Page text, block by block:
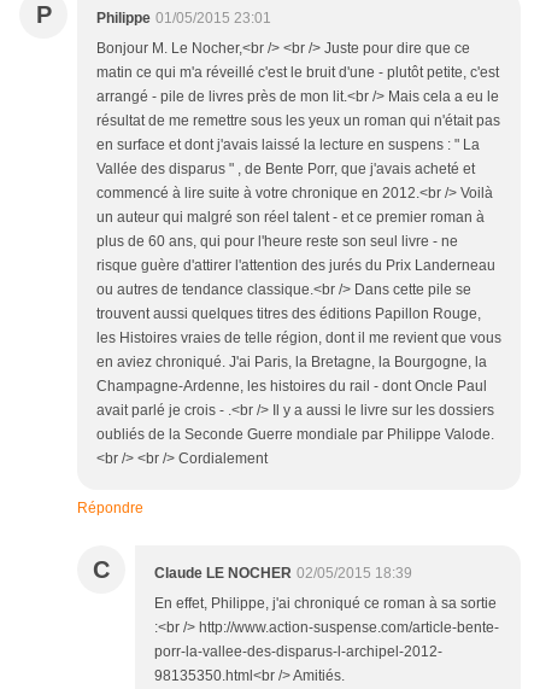
P Philippe 01/05/2015 23:01
Bonjour M. Le Nocher,<br /> <br /> Juste pour dire que ce
matin ce qui m'a réveillé c'est le bruit d'une - plutôt petite, c'est
arrangé - pile de livres près de mon lit.<br /> Mais cela a eu le
résultat de me remettre sous les yeux un roman qui n'était pas
en surface et dont j'avais laissé la lecture en suspens : " La
Vallée des disparus " , de Bente Porr, que j'avais acheté et
commencé à lire suite à votre chronique en 2012.<br /> Voilà
un auteur qui malgré son réel talent - et ce premier roman à
plus de 60 ans, qui pour l'heure reste son seul livre - ne
risque guère d'attirer l'attention des jurés du Prix Landerneau
ou autres de tendance classique.<br /> Dans cette pile se
trouvent aussi quelques titres des éditions Papillon Rouge,
les Histoires vraies de telle région, dont il me revient que vous
en aviez chroniqué. J'ai Paris, la Bretagne, la Bourgogne, la
Champagne-Ardenne, les histoires du rail - dont Oncle Paul
avait parlé je crois - .<br /> Il y a aussi le livre sur les dossiers
oubliés de la Seconde Guerre mondiale par Philippe Valode.
<br /> <br /> Cordialement
Répondre
C Claude LE NOCHER 02/05/2015 18:39
En effet, Philippe, j'ai chroniqué ce roman à sa sortie
:<br /> http://www.action-suspense.com/article-bente-
porr-la-vallee-des-disparus-l-archipel-2012-
98135350.html<br /> Amitiés.